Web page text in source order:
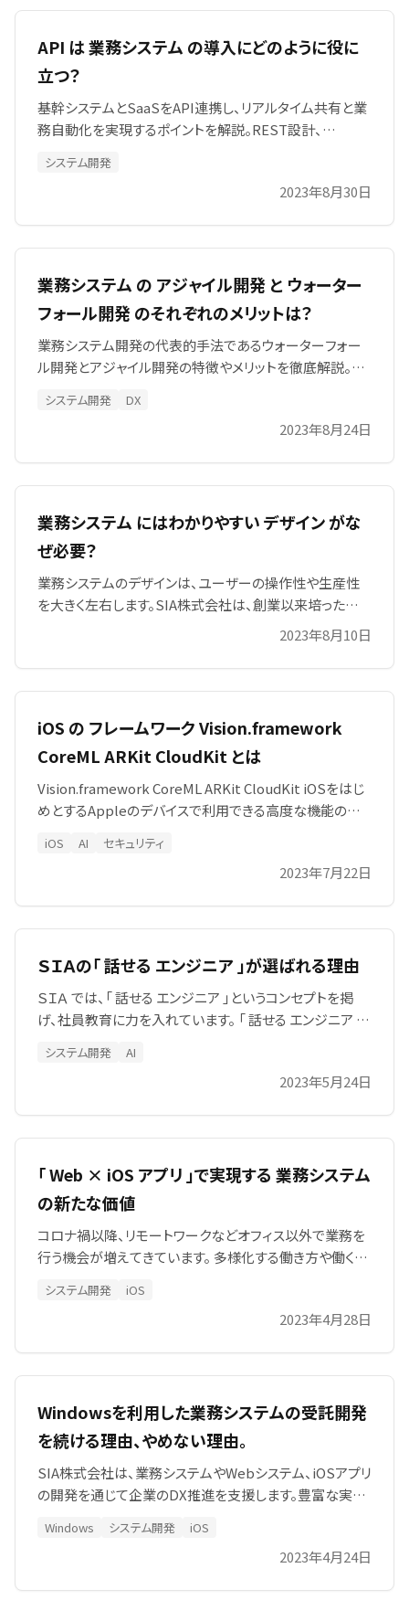
します。特に初めてシステム導入を検討される経営者へ。
API は 業務システム の導入にどのように役に
立つ？
基幹システムとSaaSをAPI連携し、リアルタイム共有と業
務自動化を実現するポイントを解説。REST設計、
し、開発コストと障害リスクを削減します。事例分析と費用
対効果シミュレーションを掲載し、補助金活用や内製化支
システム開発
2023年8月30日
業務システム の アジャイル開発 と ウォーター
フォール開発 のそれぞれのメリットは？
業務システム開発の代表的手法であるウォーターフォー
ル開発とアジャイル開発の特徴やメリットを徹底解説。リ
ドバック活用まで、適切な開発アプローチを選ぶポイント
をまとめています。業務システム導入の際の社内調整にも
システム開発 DX
2023年8月24日
業務システム にはわかりやすい デザイン がな
ぜ必要？
業務システムのデザインは、ユーザーの操作性や生産性
を大きく左右します。SIA株式会社は、創業以来培った実
績とノウハウを活かし、初心者から経験者まで直感的に
れにより、業務効率化、生産性向上、持続可能な成長を実
現し、企業競争力の向上を力強く支援します。
2023年8月10日
iOS の フレームワーク Vision.framework
CoreML ARKit CloudKit とは
Vision.framework CoreML ARKit CloudKit iOSをはじ
めとするAppleのデバイスで利用できる高度な機能の一
することで皆様のアプリやビジネスに最先端の画像認識、
AI、拡張現実機能、クラウド対応などを行うことが出来ま
iOS AI セキュリティ
2023年7月22日
ＳＩＡの「 話せる エンジニア 」が選ばれる理由
ＳＩＡ では、「 話せる エンジニア 」というコンセプトを掲
げ、社員教育に力を入れています。 「 話せる エンジニア 」
させるためには、正確な情報を共有し、お客様とコミュニ
ケーションをとることが重要であるという考え方に基づい
システム開発 AI
2023年5月24日
「 Web × iOS アプリ 」で実現する 業務システム
の新たな価値
コロナ禍以降、リモートワークなどオフィス以外で業務を
行う機会が増えてきています。 多様化する働き方や働く場
な情報を、 いつでもどこでもスムーズで安全にやり取り出
来ることが求められます。 それには 業務システム の活用
システム開発 iOS
2023年4月28日
Windowsを利用した業務システムの受託開発
を続ける理由、やめない理由。
SIA株式会社は、業務システムやWebシステム、iOSアプリ
の開発を通じて企業のDX推進を支援します。豊富な実績
供し、業務効率化、生産性向上、競争力強化を実現。IT戦
略立案から運用まで包括的にサポートし、企業成長と持
Windows システム開発 iOS
2023年4月24日